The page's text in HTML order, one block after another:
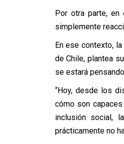
Por otra parte,
simplemente
En ese contexto,
de Chile, plantea
se estará
“Hoy, desde los
cómo son
inclusión social,
prácticamente no